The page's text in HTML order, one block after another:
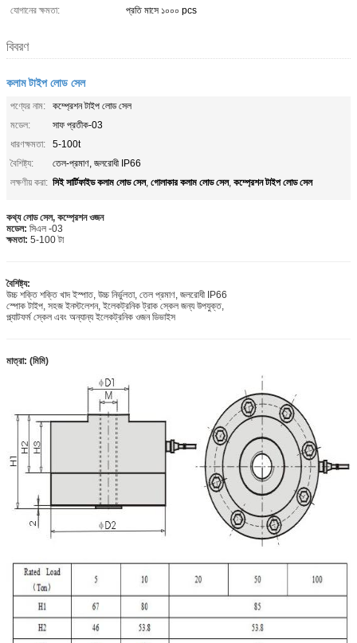
যোগানের ক্ষমতা:
প্রতি মাসে ১০০০ pcs
বিবরণ
কলাম টাইপ লোড সেল
পণ্যের নাম:
কম্প্রেশন টাইপ লোড সেল
মডেল:
সাফ প্রতীক-03
ধারণক্ষমতা:
5-100t
বৈশিষ্ট্য:
তেল-প্রমাণ, জলরোধী IP66
লক্ষণীয় করা: সিই সার্টিফাইড কলাম লোড সেল, গোলাকার কলাম লোড সেল, কম্প্রেশন টাইপ লোড সেল
কথ্য লোড সেল, কম্প্রেশন ওজন
মডেল: সিএল -03
ক্ষমতা: 5-100 টা
বৈশিষ্ট্য:
উচ্চ শক্তি শক্তি খাদ ইস্পাত, উচ্চ নির্ভুলতা, তেল প্রমাণ, জলরোধী IP66
স্পোক টাইপ, সহজ ইনস্টলেশন, ইলেকট্রনিক ট্রাক স্কেল জন্য উপযুক্ত,
প্ল্যাটফর্ম স্কেল এবং অন্যান্য ইলেকট্রনিক ওজন ডিভাইস
মাত্রা: (মিমি)